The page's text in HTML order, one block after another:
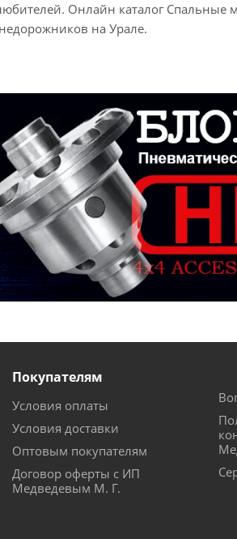
Онлайн каталог
на Урале.
Покупателям
Условия оплаты
Условия доставки
Оптовым покупателям
Договор оферты с ИП
Медведевым М. Г.